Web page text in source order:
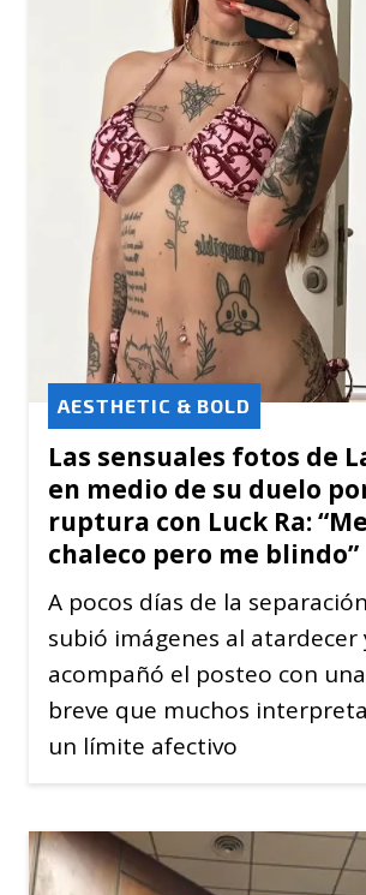
Las sensuales fotos de
en medio de su duelo
ruptura con Luck Ra:
chaleco pero me blindo”
AESTHETIC & BOLD
A pocos días de la
subió imágenes al atardecer
acompañó el posteo con
breve que muchos
un límite afectivo